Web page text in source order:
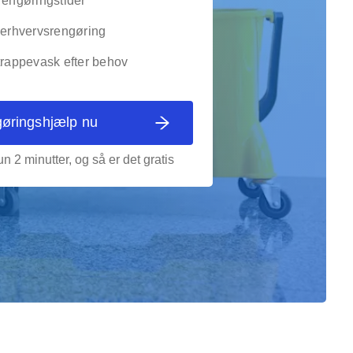
efter behov
nu
2 minutter, og så er det gratis